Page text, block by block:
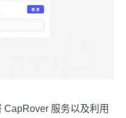
服务以及利用